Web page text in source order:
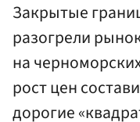
Закрытые
разогрели
на
рост цен
дорогие